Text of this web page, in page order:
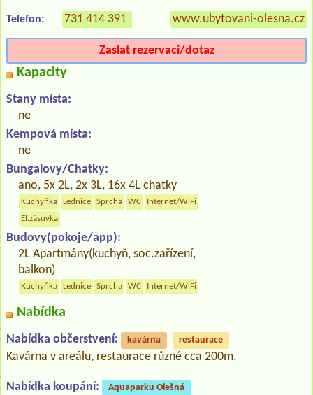
Telefon: 731 414 391 www.ubytovani-olesna.cz
Zaslat rezervaci/dotaz
Kapacity
Stany místa:
ne
Kempová místa:
ne
Bungalovy/Chatky:
ano, 5x 2L, 2x 3L, 16x 4L chatky
Kuchyňka Lednice Sprcha WC
Internet/WiFi
El.zásuvka
Budovy(pokoje/app):
2L Apartmány(kuchyň, soc.zařízení,
balkon)
Kuchyňka Lednice Sprcha WC Internet/WiFi
Nabídka
Nabídka občerstvení: kavárna restaurace
Kavárna v areálu, restaurace různé cca 200m.
Nabídka koupání: Aquaparku Olešná